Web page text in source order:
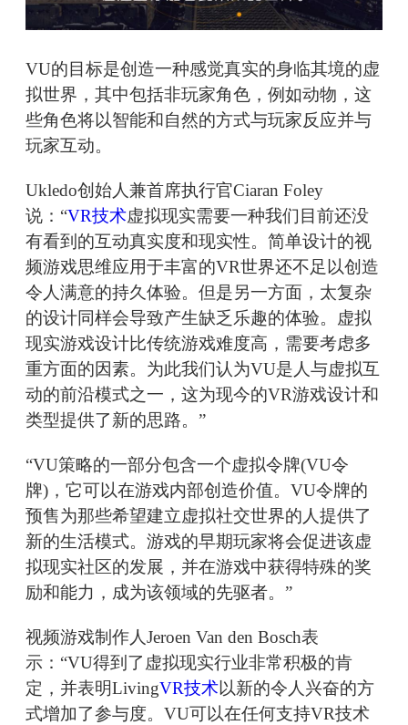
VU的目标是创造一种感觉真实的身临其境的虚
拟世界，其中包括非玩家角色，例如动物，这
些角色将以智能和自然的方式与玩家反应并与
玩家互动。
Ukledo创始人兼首席执行官Ciaran Foley
说：“VR技术虚拟现实需要一种我们目前还没
有看到的互动真实度和现实性。简单设计的视
频游戏思维应用于丰富的VR世界还不足以创造
令人满意的持久体验。但是另一方面，太复杂
的设计同样会导致产生缺乏乐趣的体验。虚拟
现实游戏设计比传统游戏难度高，需要考虑多
重方面的因素。为此我们认为VU是人与虚拟互
动的前沿模式之一，这为现今的VR游戏设计和
类型提供了新的思路。”
“VU策略的一部分包含一个虚拟令牌(VU令
牌)，它可以在游戏内部创造价值。VU令牌的
预售为那些希望建立虚拟社交世界的人提供了
新的生活模式。游戏的早期玩家将会促进该虚
拟现实社区的发展，并在游戏中获得特殊的奖
励和能力，成为该领域的先驱者。”
视频游戏制作人Jeroen Van den Bosch表
示：“VU得到了虚拟现实行业非常积极的肯
定，并表明LivingVR技术以新的令人兴奋的方
式增加了参与度。VU可以在任何支持VR技术